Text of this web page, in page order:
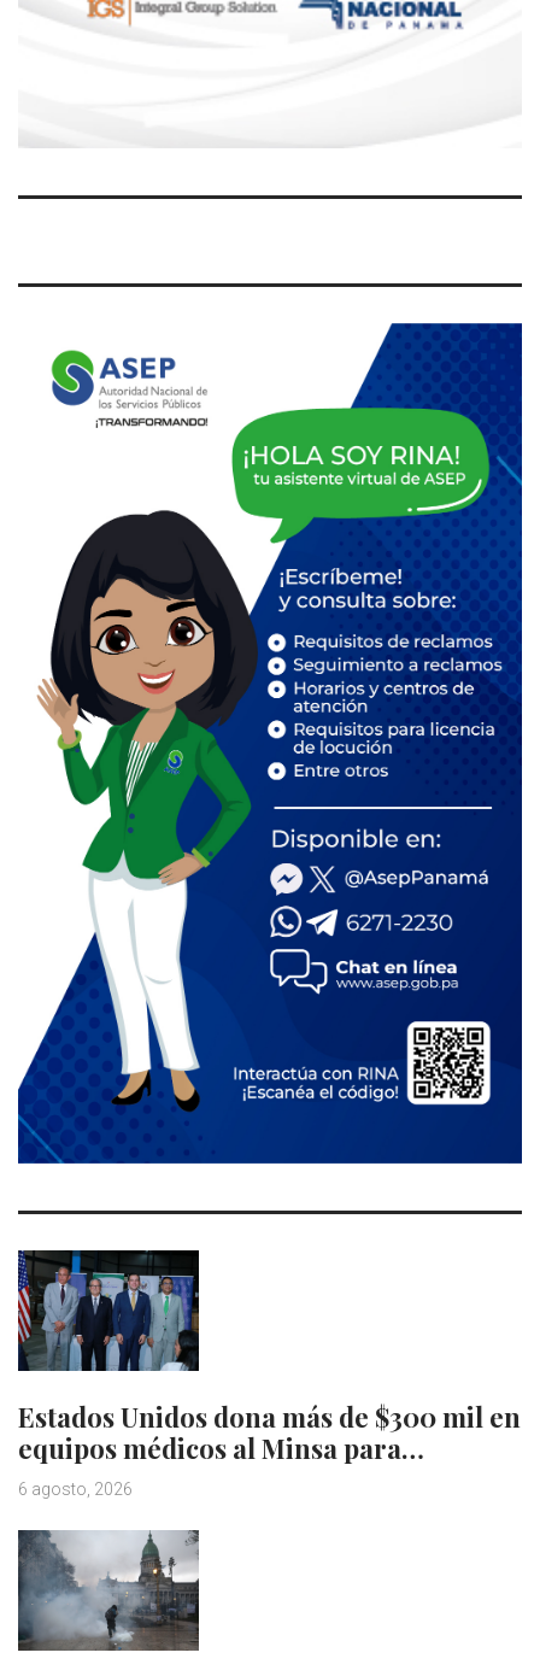
Estados Unidos dona más de $300 mil en
equipos médicos al Minsa para…
6 agosto, 2026